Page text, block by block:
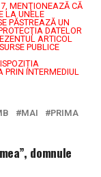
MENŢIONEAZĂ CĂ
LA UNELE
PĂSTREAZĂ UN
DATELOR
ARTICOL
PUBLICE
PRIN INTERMEDIUL
MAI PRIMA
domnule